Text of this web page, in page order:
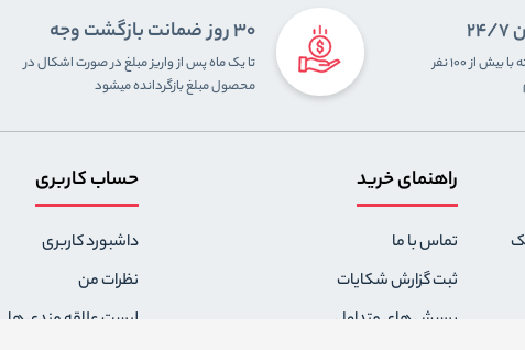
7
هر روز هفته ۲۴ ساعته با بیش از ۱۰۰ نفر
30 روز ضمانت بازگشت وجه
تا یک ماه پس از واریز مبلغ در صورت اشکال در
محصول مبلغ بازگردانده میشود
راهنمای خرید
تماس با ما
ثبت گزارش شکایات
پرسش های متداول
حساب کاربری
داشبورد کاربری
نظرات من
لیست علاقه مندی ها